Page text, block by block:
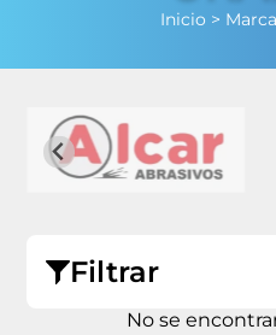
Inicio >
Filtrar
No se